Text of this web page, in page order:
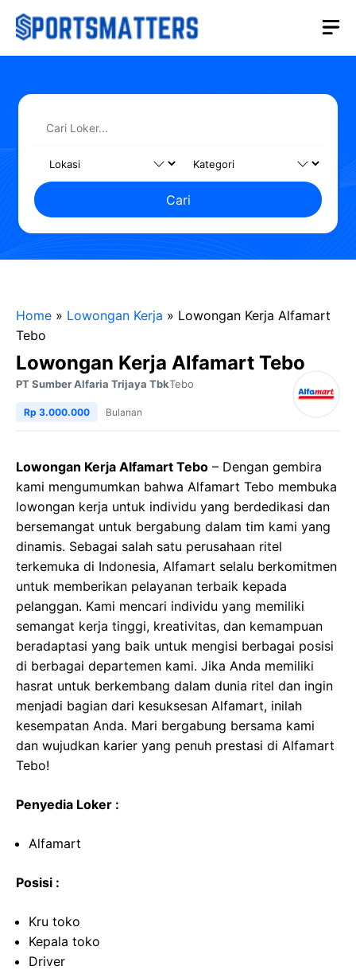
Langsung
Cari
Home » Lowongan Kerja » Lowongan Kerja Alfamart
Tebo
Lowongan Kerja Alfamart Tebo
PT Sumber Alfaria Trijaya TbkTebo
Rp 3.000.000 Bulanan
Lowongan Kerja Alfamart Tebo – Dengan gembira
kami mengumumkan bahwa Alfamart Tebo membuka
lowongan kerja untuk individu yang berdedikasi dan
bersemangat untuk bergabung dalam tim kami yang
dinamis. Sebagai salah satu perusahaan ritel
terkemuka di Indonesia, Alfamart selalu berkomitmen
untuk memberikan pelayanan terbaik kepada
pelanggan. Kami mencari individu yang memiliki
semangat kerja tinggi, kreativitas, dan kemampuan
beradaptasi yang baik untuk mengisi berbagai posisi
di berbagai departemen kami. Jika Anda memiliki
hasrat untuk berkembang dalam dunia ritel dan ingin
menjadi bagian dari kesuksesan Alfamart, inilah
kesempatan Anda. Mari bergabung bersama kami
dan wujudkan karier yang penuh prestasi di Alfamart
Tebo!
Penyedia Loker :
Alfamart
Posisi :
Kru toko
Kepala toko
Driver